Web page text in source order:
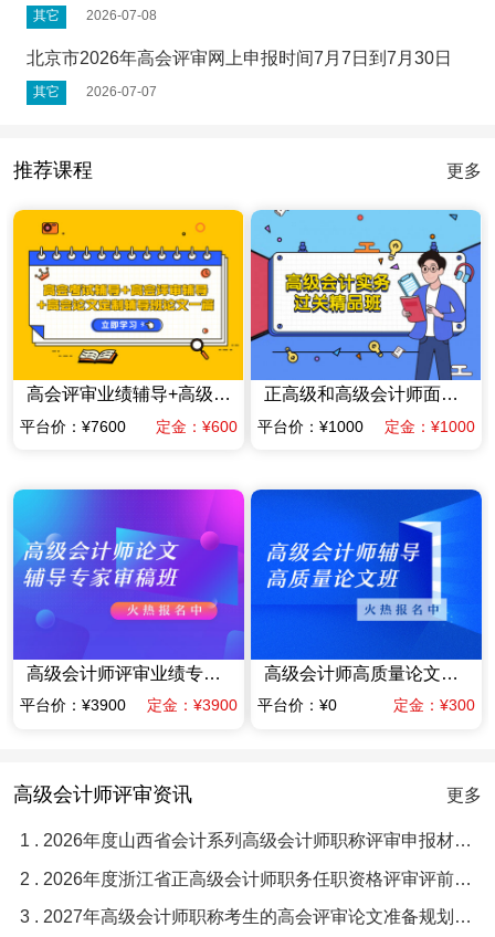
其它 2026-07-08
北京市2026年高会评审网上申报时间7月7日到7月30日
其它 2026-07-07
推荐课程 更多
高会评审业绩辅导+高级会计师高质量论文辅导班一篇（赠送当年高会考试辅导课程）
平台价：¥7600 定金：¥600
正高级和高级会计师面试答辩专项专家辅导班
平台价：¥1000 定金：¥1000
高级会计师评审业绩专家指导班业绩材料提前规划班（含答辩）（限时优惠价格）
平台价：¥3900 定金：¥3900
高级会计师高质量论文辅导班（赠送当年考试辅导课程）
平台价：¥0 定金：¥300
高级会计师评审资讯 更多
1 . 2026年度山西省会计系列高级会计师职称评审申报材料目录与要求须知
2 . 2026年度浙江省正高级会计师职务任职资格评审评前公示
3 . 2027年高级会计师职称考生的高会评审论文准备规划指南